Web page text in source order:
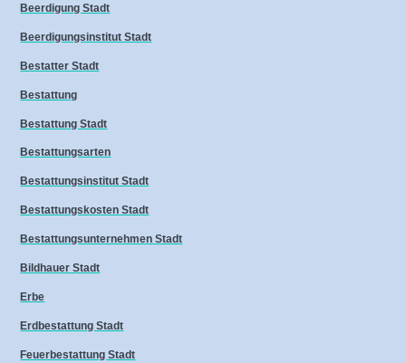
Beerdigung Stadt
Beerdigungsinstitut Stadt
Bestatter Stadt
Bestattung
Bestattung Stadt
Bestattungsarten
Bestattungsinstitut Stadt
Bestattungskosten Stadt
Bestattungsunternehmen Stadt
Bildhauer Stadt
Erbe
Erdbestattung Stadt
Feuerbestattung Stadt